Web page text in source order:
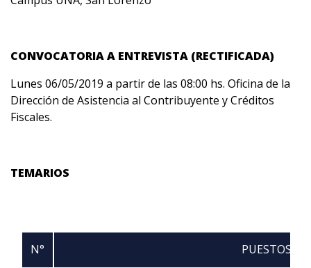
CONVOCATORIA A ENTREVISTA (RECTIFICADA)
Lunes 06/05/2019 a partir de las 08:00 hs. Oficina de la
Dirección de Asistencia al Contribuyente y Créditos
Fiscales.
TEMARIOS
N° PUESTOS